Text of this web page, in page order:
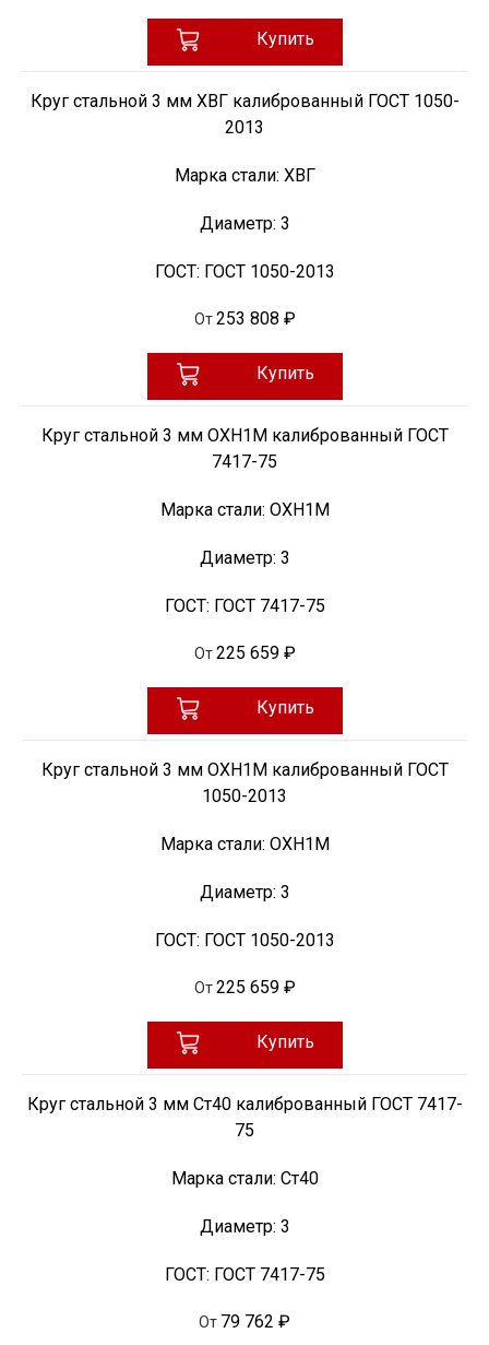
Купить
Круг стальной 3 мм ХВГ калиброванный ГОСТ 1050-
2013
Марка стали: ХВГ
Диаметр: 3
ГОСТ: ГОСТ 1050-2013
От 253 808 ₽
Купить
Круг стальной 3 мм ОХН1М калиброванный ГОСТ
7417-75
Марка стали: ОХН1М
Диаметр: 3
ГОСТ: ГОСТ 7417-75
От 225 659 ₽
Купить
Круг стальной 3 мм ОХН1М калиброванный ГОСТ
1050-2013
Марка стали: ОХН1М
Диаметр: 3
ГОСТ: ГОСТ 1050-2013
От 225 659 ₽
Купить
Круг стальной 3 мм Ст40 калиброванный ГОСТ 7417-
75
Марка стали: Ст40
Диаметр: 3
ГОСТ: ГОСТ 7417-75
От 79 762 ₽